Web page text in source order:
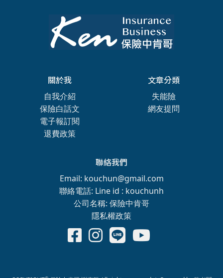
關於我
自我介紹
保險白話文
電子報訂閱
退費政策
文章分類
失能險
網友提問
聯絡我們
Email: kouchun@gmail.com
聯絡電話: Line id : kouchunh
公司名稱: 保險中肯哥
隱私權政策